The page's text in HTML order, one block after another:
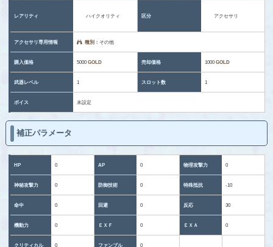
レアリティ ハイクオリティ 区分 アクセサリ
アクセサリ専用情報 種別：その他
購入価格 5000GOLD 売却価格 1000GOLD
武器レベル 1 スロット数 1
ボイス 未設定
補正パラメータ
HP 0 AP 0 物理攻撃力 0
神秘攻撃力 0 防御技術 0 特殊抵抗 -10
命中 0 回避 0 反応 30
機動力 0 ＥＸＦ 0 ＥＸＡ 0
クリティカル 0 ファンブル 0